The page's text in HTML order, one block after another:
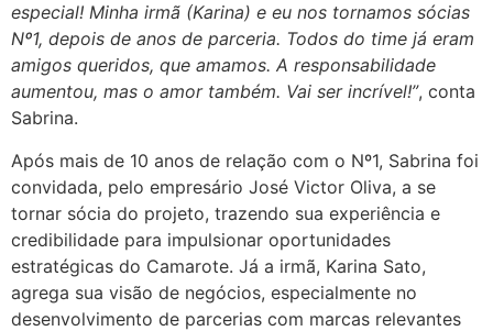
especial! Minha irmã (Karina) e eu nos tornamos sócias
Nº1, depois de anos de parceria. Todos do time já eram
amigos queridos, que amamos. A responsabilidade
aumentou, mas o amor também. Vai ser incrível!”, conta
Sabrina.
Após mais de 10 anos de relação com o Nº1, Sabrina foi
convidada, pelo empresário José Victor Oliva, a se
tornar sócia do projeto, trazendo sua experiência e
credibilidade para impulsionar oportunidades
estratégicas do Camarote. Já a irmã, Karina Sato,
agrega sua visão de negócios, especialmente no
desenvolvimento de parcerias com marcas relevantes